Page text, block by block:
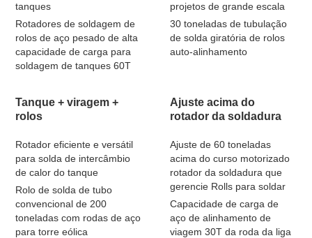
tanques
Rotadores de soldagem de
rolos de aço pesado de alta
capacidade de carga para
soldagem de tanques 60T
projetos de grande escala
30 toneladas de tubulação
de solda giratória de rolos
auto-alinhamento
Tanque + viragem +
rolos
Rotador eficiente e versátil
para solda de intercâmbio
de calor do tanque
Rolo de solda de tubo
convencional de 200
toneladas com rodas de aço
para torre eólica
Ajuste acima do
rotador da soldadura
Ajuste de 60 toneladas
acima do curso motorizado
rotador da soldadura que
gerencie Rolls para soldar
Capacidade de carga de
aço de alinhamento de
viagem 30T da roda da liga